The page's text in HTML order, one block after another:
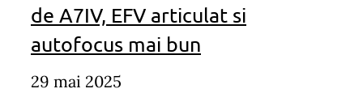
de A7IV, EFV articulat si
autofocus mai bun
29 mai 2025